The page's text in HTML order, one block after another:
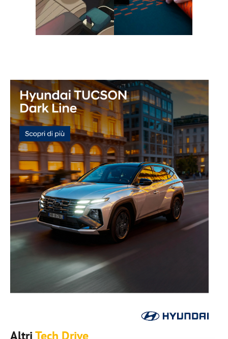
AltriTech Drive